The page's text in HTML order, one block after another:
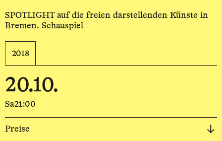
SPOTLIGHT auf die freien darstellenden Künste in
Bremen. Schauspiel
2018
20.10.
Sa21:00
Preise